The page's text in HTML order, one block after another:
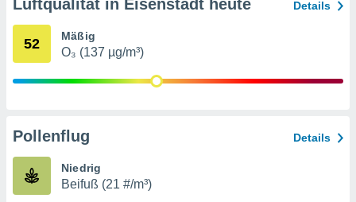
zur
von
Luftqualität in Eisenstadt heute Details
52 Mäßig
O₃ (137 µg/m³)
Pollenflug Details
Niedrig
Beifuß (21 #/m³)